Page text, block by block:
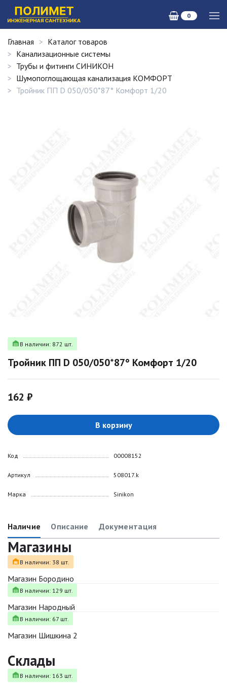
0
Главная
Каталог товаров
Канализационные системы
Трубы и фитинги СИНИКОН
Шумопоглощающая канализация КОМФОРТ
Тройник ПП D 050/050*87° Комфорт 1/20
В наличии: 872 шт.
Тройник ПП D 050/050*87° Комфорт 1/20
162 ₽
В корзину
Код
Артикул
Марка
00008152
508017.k
Sinikon
Наличие Описание Документация
Магазины
В наличии: 38 шт.
Магазин Бородино
В наличии: 129 шт.
Магазин Народный
В наличии: 67 шт.
Магазин Шишкина 2
Склады
В наличии: 163 шт.